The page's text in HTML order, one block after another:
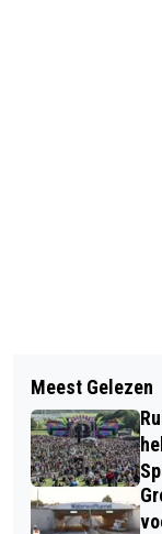
BVNL
VOOR
JONGEN
GETUIGEN
Meest Gelezen